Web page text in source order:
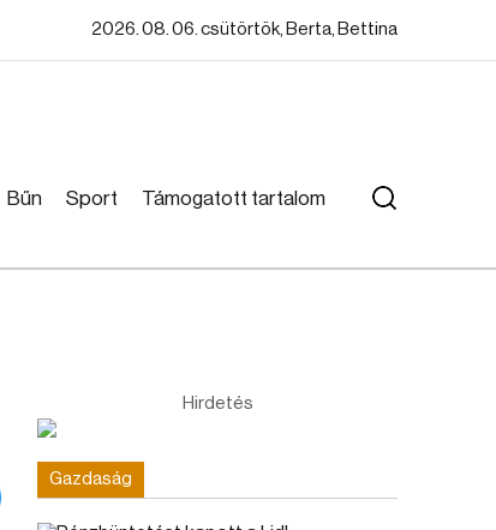
2026. 08. 06. csütörtök, Berta, Bettina
Bűn Sport Támogatott tartalom
Hirdetés
Gazdaság